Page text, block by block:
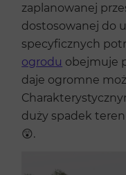
zaplanowanej
dostosowanej do
specyficznych
ogrodu obejmuje
daje ogromne
duży spadek
😲.